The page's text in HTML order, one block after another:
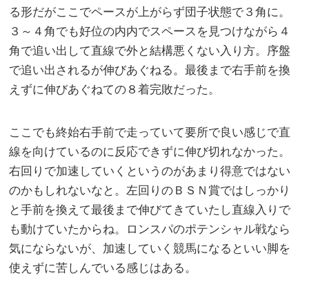
る形だがここでペースが上がらず団子状態で３角に。
３～４角でも好位の内内でスペースを見つけながら４
角で追い出して直線で外と結構悪くない入り方。序盤
で追い出されるが伸びあぐねる。最後まで右手前を換
えずに伸びあぐねての８着完敗だった。
ここでも終始右手前で走っていて要所で良い感じで直
線を向けているのに反応できずに伸び切れなかった。
右回りで加速していくというのがあまり得意ではない
のかもしれないなと。左回りのＢＳＮ賞ではしっかり
と手前を換えて最後まで伸びてきていたし直線入りで
も動けていたからね。ロンスパのポテンシャル戦なら
気にならないが、加速していく競馬になるといい脚を
使えずに苦しんでいる感じはある。